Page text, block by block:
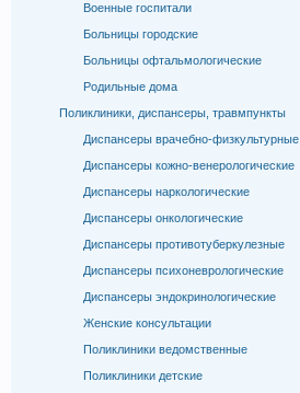
Военные госпитали
Больницы городские
Больницы офтальмологические
Родильные дома
Поликлиники, диспансеры, травмпункты
Диспансеры врачебно-физкультурные
Диспансеры кожно-венерологические
Диспансеры наркологические
Диспансеры онкологические
Диспансеры противотуберкулезные
Диспансеры психоневрологические
Диспансеры эндокринологические
Женские консультации
Поликлиники ведомственные
Поликлиники детские